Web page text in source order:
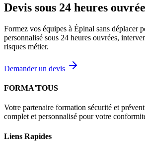
Devis sous 24 heures
Formez vos équipes à Épinal sans déplacer
personnalisé sous 24 heures ouvrées,
risques métier.
Demander un devis
FORMA'TOUS
Votre partenaire formation sécurité et
complet et personnalisé pour votre
Liens Rapides